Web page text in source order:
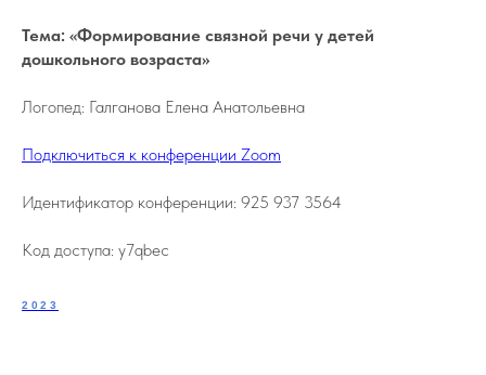
Тема: «Формирование связной речи у детей
дошкольного возраста»
Логопед: Галганова Елена Анатольевна
Подключиться к конференции Zoom
Идентификатор конференции: 925 937 3564
Код доступа: y7qbec
2023